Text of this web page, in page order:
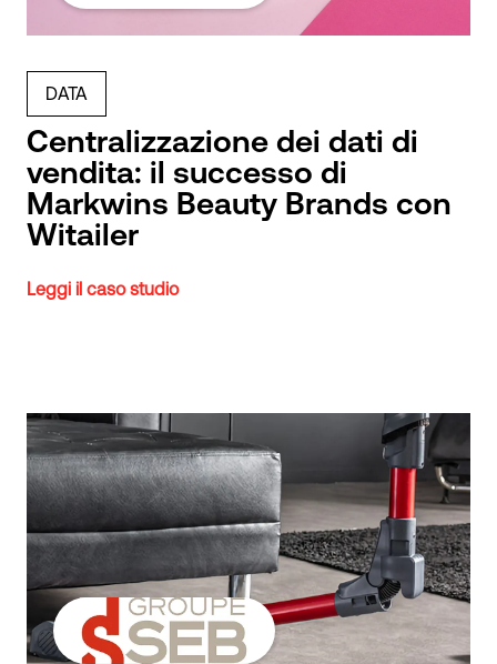
DATA
Centralizzazione dei dati di
vendita: il successo di
Markwins Beauty Brands con
Witailer
Leggi il caso studio